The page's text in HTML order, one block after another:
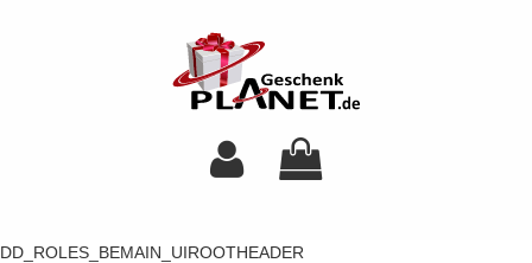
DD_ROLES_BEMAIN_UIROOTHEADER